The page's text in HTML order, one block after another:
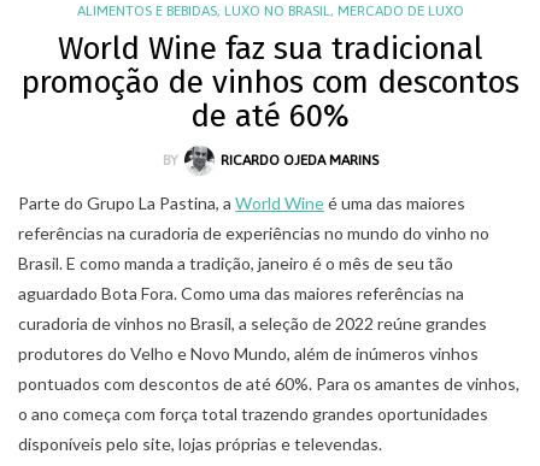
ALIMENTOS E BEBIDAS, LUXO NO BRASIL , MERCADO DE LUXO
World Wine faz sua tradicional
promoção de vinhos com descontos
de até 60%
BY RICARDO OJEDA MARINS
Parte do Grupo La Pastina, a World Wineé uma das maiores
referências na curadoria de experiências no mundo do vinho no
Brasil. E como manda a tradição, janeiro é o mês de seu tão
aguardado Bota Fora. Como uma das maiores referências na
curadoria de vinhos no Brasil, a seleção de 2022 reúne grandes
produtores do Velho e Novo Mundo, além de inúmeros vinhos
pontuados com descontos de até 60%. Para os amantes de vinhos,
o ano começa com força total trazendo grandes oportunidades
disponíveis pelo site, lojas próprias e televendas.